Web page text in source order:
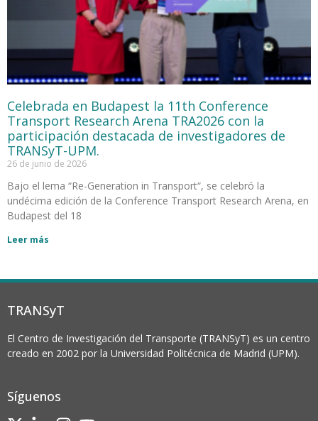
Celebrada en Budapest la 11th Conference
Transport Research Arena TRA2026 con la
participación destacada de investigadores de
TRANSyT-UPM.
26 de junio de 2026
Bajo el lema “Re-Generation in Transport“, se celebró la
undécima edición de la Conference Transport Research Arena, en
Budapest del 18
Leer más
TRANSyT
El Centro de Investigación del Transporte (TRANSyT) es un centro
creado en 2002 por la Universidad Politécnica de Madrid (UPM).
Síguenos